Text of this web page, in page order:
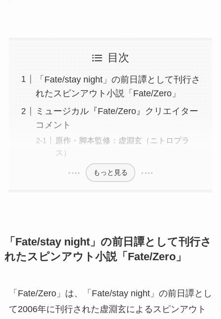
目次
「Fate/stay night」の前日譚として刊行さ
れたスピンアウト小説「Fate/Zero」
ミュージカル『Fate/Zero』クリエイター
コメント
原作・脚本監修：虚淵玄（ニトロプラ
ス）
もっと見る
「Fate/stay night」の前日譚として刊行さ
れたスピンアウト小説「Fate/Zero」
「Fate/Zero」は、「Fate/stay night」の前日譚とし
て2006年に刊行された虚淵玄によるスピンアウト